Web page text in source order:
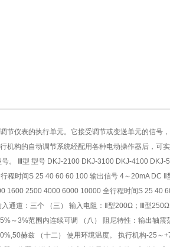
节仪表的执行单元。它接受调节或变送单元的信号
机构的自动调节系统经配用各种电动操作器后，可
。 Ⅲ型 型号 DKJ-2100 DKJ-3100 DKJ-4100 DKJ-
时间S 25 40 60 60 100 输出信号 4～20mA DC Ⅱ
1600 2500 4000 6000 10000 全行程时间S 25 40
通道：三个 （三） 输入电阻：Ⅱ型200Ω；Ⅲ型250Ω
～3%范围内连续可调 （八） 阻尼特性：输出轴震
赫兹 （十二） 使用环境温度。 执行机构-25～